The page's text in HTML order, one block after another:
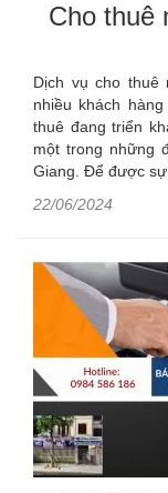
Cho thuê
Dịch vụ cho thuê
nhiều khách
thuê đang triển
một trong những
Giang. Để được
22/06/2024